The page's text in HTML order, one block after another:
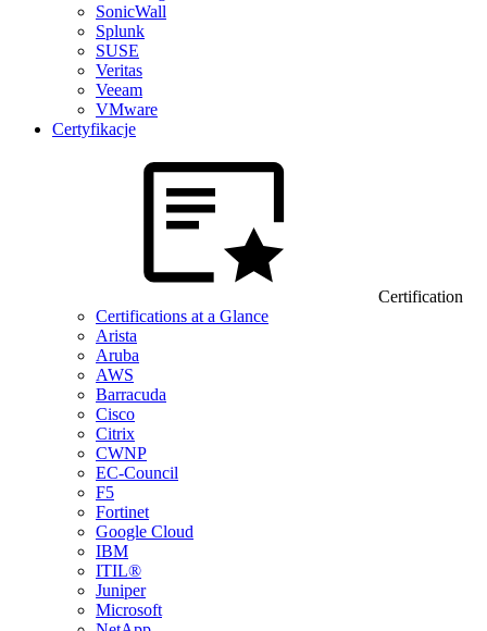
SonicWall
Splunk
SUSE
Veritas
Veeam
VMware
Certyfikacje
Certification
Certifications at a Glance
Arista
Aruba
AWS
Barracuda
Cisco
Citrix
CWNP
EC-Council
F5
Fortinet
Google Cloud
IBM
ITIL®
Juniper
Microsoft